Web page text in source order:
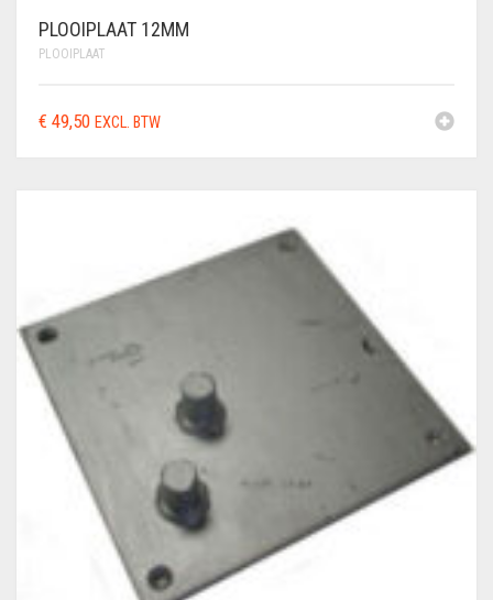
PLOOIPLAAT 12MM
PLOOIPLAAT
€ 49,50 EXCL. BTW